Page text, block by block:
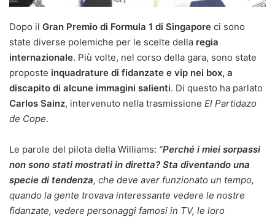
Dopo il Gran Premio di Formula 1 di Singapore ci sono
state diverse polemiche per le scelte della regia
internazionale. Più volte, nel corso della gara, sono state
proposte inquadrature di fidanzate e vip nei box, a
discapito di alcune immagini salienti. Di questo ha parlato
Carlos Sainz, intervenuto nella trasmissione El Partidazo
de Cope.
Le parole del pilota della Williams: “Perché i miei sorpassi
non sono stati mostrati in diretta? Sta diventando una
specie di tendenza, che deve aver funzionato un tempo,
quando la gente trovava interessante vedere le nostre
fidanzate, vedere personaggi famosi in TV, le loro